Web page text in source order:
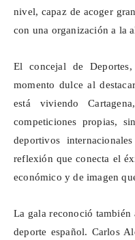
nivel, capaz de acoger
con una organización a la
El concejal de
momento dulce al
está viviendo
competiciones propias,
deportivos
reflexión que conecta el
económico y de imagen
La gala reconoció también
deporte español. Carlos